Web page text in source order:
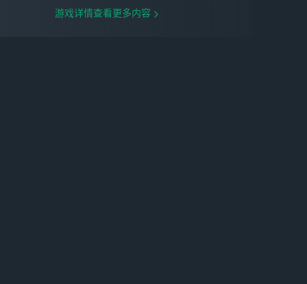
游戏详情查看更多内容